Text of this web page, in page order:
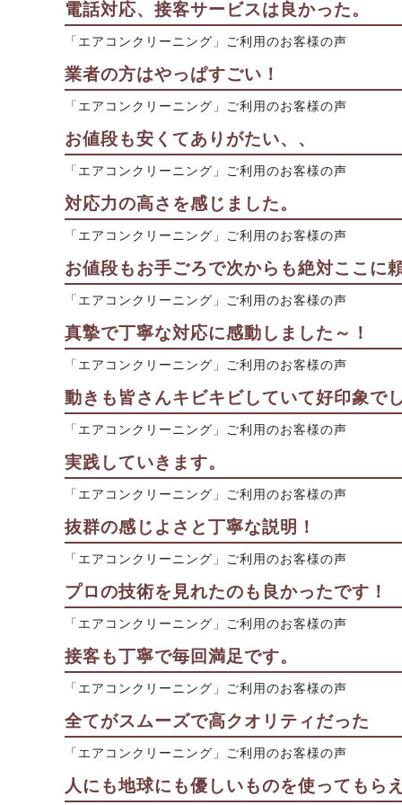
電話対応、接客サービスは良かった。
「エアコンクリーニング」ご利用のお客様の声
業者の方はやっぱすごい！
「エアコンクリーニング」ご利用のお客様の声
お値段も安くてありがたい、、
「エアコンクリーニング」ご利用のお客様の声
対応力の高さを感じました。
「エアコンクリーニング」ご利用のお客様の声
お値段もお手ごろで次からも絶対ここに
「エアコンクリーニング」ご利用のお客様の声
真摯で丁寧な対応に感動しました～！
「エアコンクリーニング」ご利用のお客様の声
動きも皆さんキビキビしていて好印象で
「エアコンクリーニング」ご利用のお客様の声
実践していきます。
「エアコンクリーニング」ご利用のお客様の声
抜群の感じよさと丁寧な説明！
「エアコンクリーニング」ご利用のお客様の声
プロの技術を見れたのも良かったです！
「エアコンクリーニング」ご利用のお客様の声
接客も丁寧で毎回満足です。
「エアコンクリーニング」ご利用のお客様の声
全てがスムーズで高クオリティだった
「エアコンクリーニング」ご利用のお客様の声
人にも地球にも優しいものを使ってもら